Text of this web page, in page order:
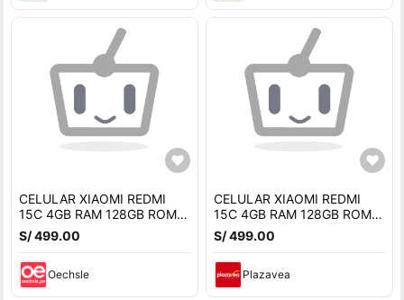
CELULAR XIAOMI REDMI
15C 4GB RAM 128GB ROM -
NEGRO OCASO
S/ 499.00
Oechsle
CELULAR XIAOMI REDMI
15C 4GB RAM 128GB ROM -
NEGRO OCASO
S/ 499.00
Plazavea